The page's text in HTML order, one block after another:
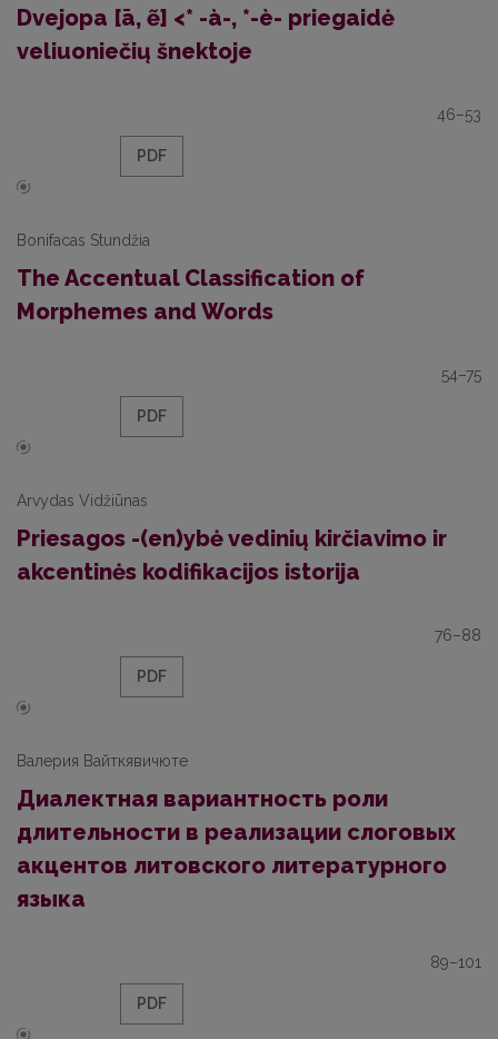
Dvejopa [ā, ẽ] <* -à-, *-è- priegaidė
veliuoniečių šnektoje
46–53
PDF
Bonifacas Stundžia
The Accentual Classification of
Morphemes and Words
54–75
PDF
Arvydas Vidžiūnas
Priesagos -(en)ybė vedinių kirčiavimo ir
akcentinės kodifikacijos istorija
76–88
PDF
Валерия Вaйткявичюте
Диалектная вариантность роли
длительности в реализации слоговых
акцентoв литовского литературного
языка
89–101
PDF